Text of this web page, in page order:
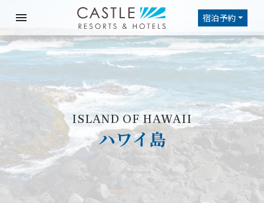
menu 宿泊予約
ISLAND OF HAWAII
ハワイ島